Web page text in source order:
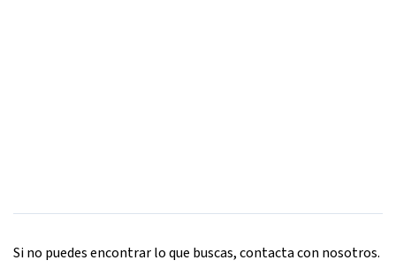
Si no puedes encontrar lo que buscas, contacta con nosotros.